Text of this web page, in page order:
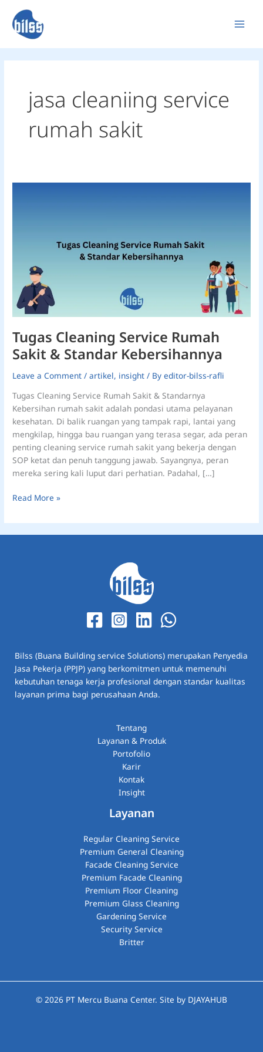
content
jasa cleaniing service
rumah sakit
Tugas Cleaning Service Rumah
Sakit & Standar Kebersihannya
Leave a Comment /artikel, insight / Byeditor-bilss-rafli
Tugas Cleaning Service Rumah Sakit & Standarnya
Kebersihan rumah sakit adalah pondasi utama pelayanan
kesehatan. Di balik ruangan yang tampak rapi, lantai yang
mengkilap, hingga bau ruangan yang terasa segar, ada peran
penting cleaning service rumah sakit yang bekerja dengan
SOP ketat dan penuh tanggung jawab. Sayangnya, peran
mereka sering kali luput dari perhatian. Padahal, […]
Standar
Kebersihannya
Read More »
Bilss (Buana Building service Solutions) merupakan Penyedia
Jasa Pekerja (PPJP) yang berkomitmen untuk memenuhi
kebutuhan tenaga kerja profesional dengan standar kualitas
layanan prima bagi perusahaan Anda.
Tentang
Layanan & Produk
Portofolio
Karir
Kontak
Insight
Layanan
Regular Cleaning Service
Premium General Cleaning
Facade Cleaning Service
Premium Facade Cleaning
Premium Floor Cleaning
Premium Glass Cleaning​
Gardening Service
Security Service
Britter
© 2026 PT Mercu Buana Center. Site by DJAYAHUB